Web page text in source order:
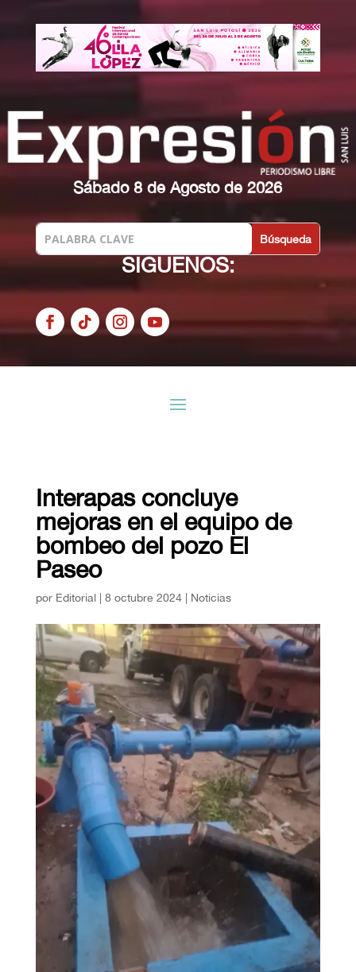
Sábado 8 de Agosto de 2026
SIGUENOS:
Interapas concluye
mejoras en el equipo de
bombeo del pozo El
Paseo
por Editorial| 8 octubre 2024| Noticias